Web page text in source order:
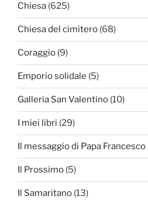
Chiesa (625)
Chiesa del cimitero (68)
Coraggio (9)
Emporio solidale (5)
Galleria San Valentino (10)
I miei libri (29)
Il messaggio di Papa Francesco
Il Prossimo (5)
Il Samaritano (13)